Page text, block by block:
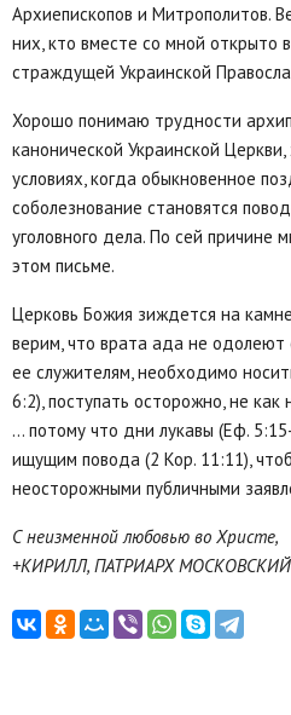
Архиепископов и Митрополитов.
них, кто вместе со мной открыто
страждущей Украинской
Хорошо понимаю трудности
канонической Украинской
условиях, когда обыкновенное
соболезнование становятся
уголовного дела. По сей причине
этом письме.
Церковь Божия зиждется на
верим, что врата ада не
ее служителям, необходимо
6:2), поступать осторожно, не
… потому что дни лукавы (Еф.
ищущим повода (2 Кор. 11:11),
неосторожными публичными
С неизменной любовью во Христе,
+КИРИЛЛ, ПАТРИАРХ